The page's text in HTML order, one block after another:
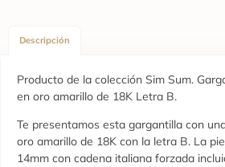
Descripción
Producto de la colección Sim Sum.
en oro amarillo de 18K Letra B.
Te presentamos esta gargantilla con
oro amarillo de 18K con la letra B. La
14mm con cadena italiana forzada